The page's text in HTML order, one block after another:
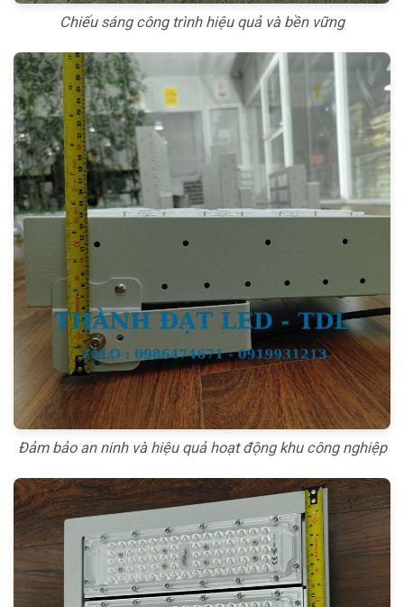
Chiếu sáng công trình hiệu quả và bền vững
Đảm bảo an ninh và hiệu quả hoạt động khu công nghiệp